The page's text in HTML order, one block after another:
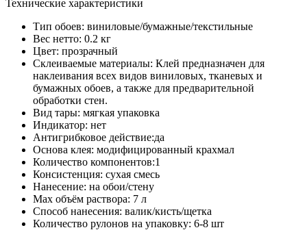
Технические характеристики
Тип обоев: виниловые/бумажные/текстильные
Вес нетто: 0.2 кг
Цвет: прозрачный
Склеиваемые материалы: Клей предназначен для
наклеивания всех видов виниловых, тканевых и
бумажных обоев, а также для предварительной
обработки стен.
Вид тары: мягкая упаковка
Индикатор: нет
Антигрибковое действие:да
Основа клея: модифицированный крахмал
Количество компонентов:1
Консистенция: сухая смесь
Нанесение: на обои/стену
Мах объём раствора: 7 л
Способ нанесения: валик/кисть/щетка
Количество рулонов на упаковку: 6-8 шт